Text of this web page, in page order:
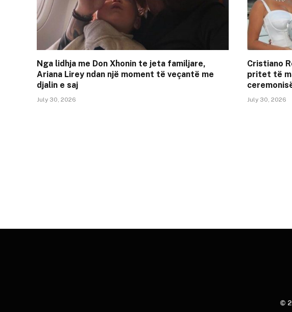
Nga lidhja me Don Xhonin te jeta familjare,
Ariana Lirey ndan një moment të veçantë me
djalin e saj
July 30, 2026
Cristiano
pritet të
July 30, 2026
©